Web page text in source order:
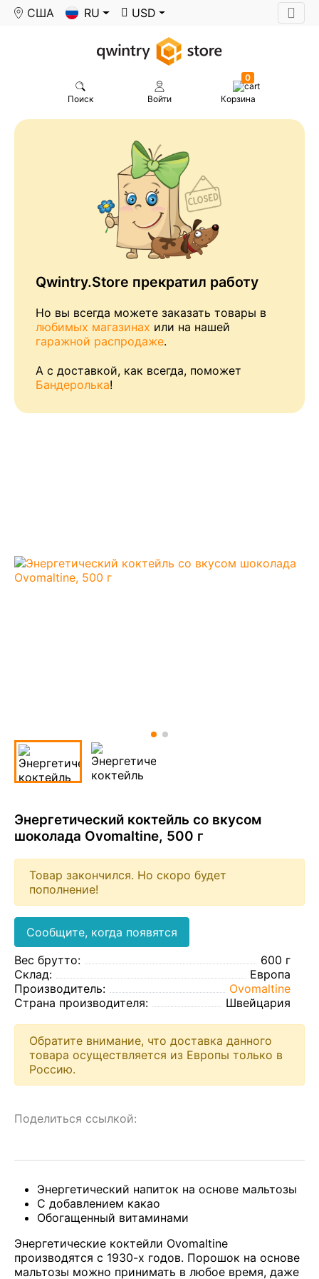
США RU USD
Поиск Войти
0
Корзина
Qwintry.Store прекратил работу
Но вы всегда можете заказать товары в
любимых магазинах или на нашей
гаражной распродаже.
А с доставкой, как всегда, поможет
Бандеролька!
Энергетический коктейль со вкусом
шоколада Ovomaltine, 500 г
Товар закончился. Но скоро будет
пополнение!
Сообщите, когда появятся
Вес брутто:
600 г
Склад:
Европа
Производитель:
Ovomaltine
Страна производителя:
Швейцария
Обратите внимание, что доставка данного
товара осуществляется из Европы только в
Россию.
Поделиться ссылкой:
Энергетический напиток на основе мальтозы
С добавлением какао
Обогащенный витаминами
Энергетические коктейли Ovomaltine
производятся с 1930-х годов. Порошок на основе
мальтозы можно принимать в любое время, даже